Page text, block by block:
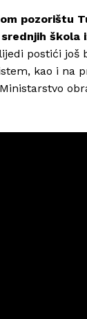
pozorištu
škola
postići još
kao i na